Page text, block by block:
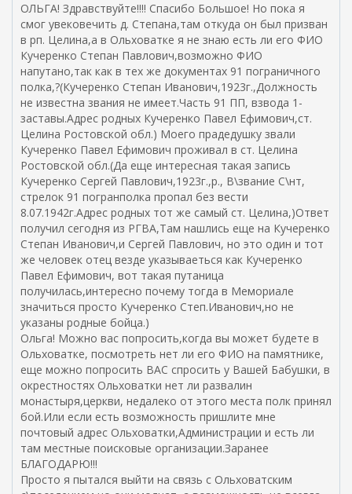
ОЛЬГА! Здравствуйте!!!! Спасибо Большое! Но пока я
смог увековечить д. Степана,там откуда он был призван
в рп. Целина,а в Ольховатке я не знаю есть ли его ФИО
Кучеренко Степан Павлович,возможно ФИО
напутано,так как в тех же документах 91 пограничного
полка,?(Кучеренко Степан Иванович,1923г.,Должность
не известна звания не имеет.Часть 91 ПП, взвода 1-
заставы.Адрес родных Кучеренко Павел Ефимович,ст.
Целина Ростовской обл.) Моего прадедушку звали
Кучеренко Павел Ефимович проживал в ст. Целина
Ростовской обл.(Да еще интересная такая запись
Кучеренко Сергей Павлович,1923г.,р., В\звание С\нт,
стрелок 91 погранполка пропал без вести
8.07.1942г.Адрес родных тот же самый ст. Целина,)Ответ
получил сегодня из РГВА,Там нашлись еще на Кучеренко
Степан Иванович,и Сергей Павлович, но это один и тот
же человек отец везде указываеться как Кучеренко
Павел Ефимович, вот такая путаница
получилась,интересно почему тогда в Мемориале
значиться просто Кучеренко Степ.Иванович,но не
указаны родные бойца.)
Ольга! Можно вас попросить,когда вы может будете в
Ольховатке, посмотреть нет ли его ФИО на памятнике,
еще можно попросить ВАС спросить у Вашей Бабушки, в
окрестностях Ольховатки нет ли развалин
монастыря,церкви, недалеко от этого места полк принял
бой.Или если есть возможность пришлите мне
почтовый адрес Ольховатки,Администрации и есть ли
там местные поисковые организации.Заранее
БЛАГОДАРЮ!!!
Просто я пытался выйти на связь с Ольховатским